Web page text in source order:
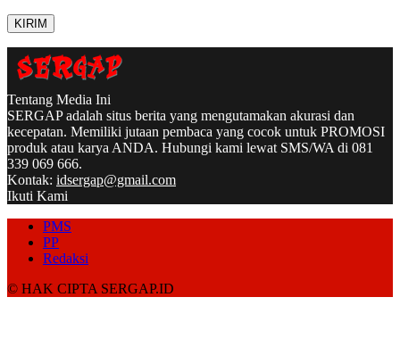
Tentang Media Ini
SERGAP adalah situs berita yang mengutamakan akurasi dan
kecepatan. Memiliki jutaan pembaca yang cocok untuk PROMOSI
produk atau karya ANDA. Hubungi kami lewat SMS/WA di 081
339 069 666.
Kontak: idsergap@gmail.com
Ikuti Kami
PMS
PP
Redaksi
© HAK CIPTA SERGAP.ID